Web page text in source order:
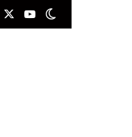
FacebookYouTube